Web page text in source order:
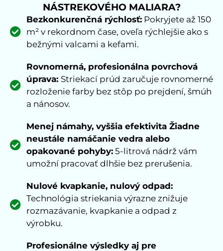
NÁSTREKOVÉHO MALIARA?
Bezkonkurenčná rýchlosť:Pokryjete až 150
m² v rekordnom čase, oveľa rýchlejšie ako s
bežnými valcami a kefami.
Rovnomerná, profesionálna povrchová
úprava: Striekací prúd zaručuje rovnomerné
rozloženie farby bez stôp po prejdení, šmúh
a nánosov.
Menej námahy, vyššia efektivita Žiadne
neustále namáčanie vedra alebo
opakované pohyby:5-litrová nádrž vám
umožní pracovať dlhšie bez prerušenia.
Nulové kvapkanie, nulový odpad:
Technológia striekania výrazne znižuje
rozmazávanie, kvapkanie a odpad z
výrobku.
Profesionálne výsledky aj pre